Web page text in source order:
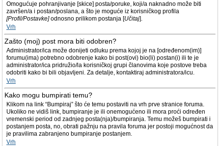
Omogućuje pohranjivanje [skice] posta/poruke, koji/a naknadno može biti
završen/a i postan/poslana, a što je moguće iz korisničkog profila
[Profil/Postavke]odnosno prilikom postanja [Učitaj].
Vrh
Zašto (moj) post mora biti odobren?
Administrator/ica može donijeti odluku prema kojoj je na [određenom(im)]
forumu(ima) potrebno odobrenje kako bi post(ovi) bio(li) postan(i) ili te je
administrator/ica pridružio/la korisničkoj grupi članovima koje postove treba
odobriti kako bi bili objavljeni. Za detalje, kontaktiraj administratora/icu.
Vrh
Kako mogu bumpirati temu?
Klikom na link “Bumpiraj” što će temu postaviti na vrh prve stranice foruma.
Ukoliko ne vidiš link, bumpiranje je ili onemogućeno ili mora proći određen
vremenski period od zadnjeg posta(nja)/bumpiranja. Temu možeš bumpirati i
postanjem posta, no, obrati pažnju na pravila foruma jer postoji mogućnost da
je pravilima zabranjeno bumpiranje postanjem.
Vrh